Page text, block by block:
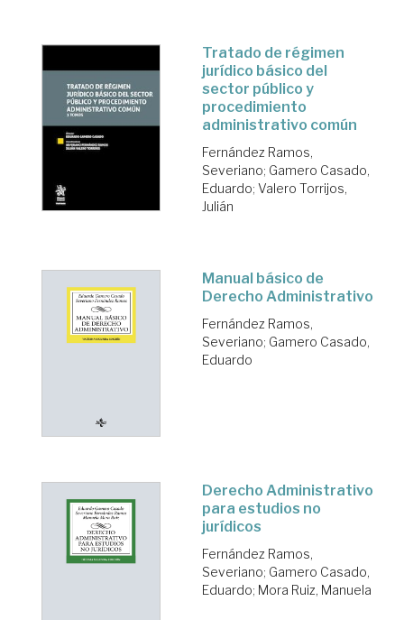
Tratado de régimen
jurídico básico del
sector público y
procedimiento
administrativo común
Fernández Ramos,
Severiano; Gamero Casado,
Eduardo; Valero Torrijos,
Julián
Manual básico de
Derecho Administrativo
Fernández Ramos,
Severiano; Gamero Casado,
Eduardo
Derecho Administrativo
para estudios no
jurídicos
Fernández Ramos,
Severiano; Gamero Casado,
Eduardo; Mora Ruiz, Manuela